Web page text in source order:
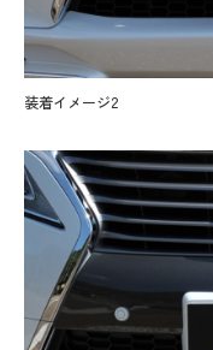
装着イメージ2